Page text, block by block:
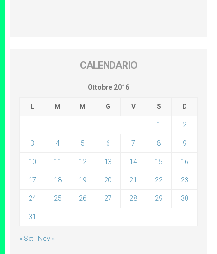
CALENDARIO
Ottobre 2016
L M M G V S D
1 2
3 4 5 6 7 8 9
10 11 12 13 14 15 16
17 18 19 20 21 22 23
24 25 26 27 28 29 30
31
« Set Nov »